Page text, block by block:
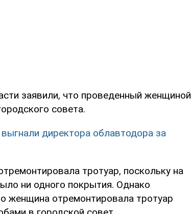
заявили, что проведенный женщиной
совета.
директора облавтодора за
тротуар, поскольку на
ни одного покрытия. Однако
женщина отремонтировала тротуар